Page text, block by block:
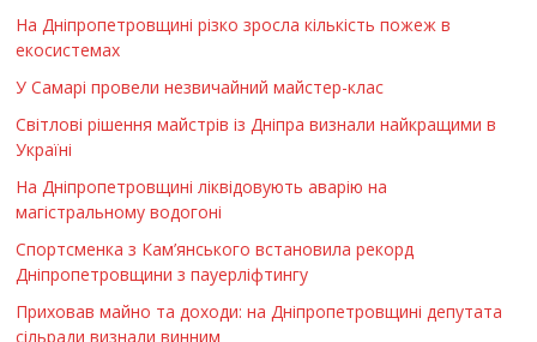
На Дніпропетровщині різко зросла кількість пожеж в
екосистемах
У Самарі провели незвичайний майстер-клас
Світлові рішення майстрів із Дніпра визнали найкращими в
Україні
На Дніпропетровщині ліквідовують аварію на
магістральному водогоні
Спортсменка з Кам’янського встановила рекорд
Дніпропетровщини з пауерліфтингу
Приховав майно та доходи: на Дніпропетровщині депутата
сільради визнали винним